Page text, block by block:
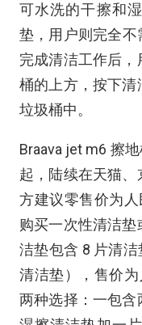
可水洗的干擦和
垫，用户则完全不
完成清洁工作后
桶的上方，按下清
垃圾桶中。
Braava jet m6 擦
起，陆续在天猫
方建议零售价为
购买一次性清洁
洁垫包含 8 片清
清洁垫），售价
两种选择：一包